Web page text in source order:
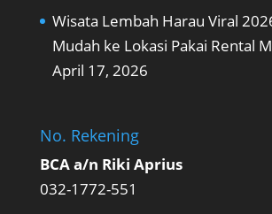
Wisata Lembah Harau Viral
Mudah ke Lokasi Pakai Rental
April 17, 2026
No. Rekening
BCA a/n Riki Aprius
032-1772-551